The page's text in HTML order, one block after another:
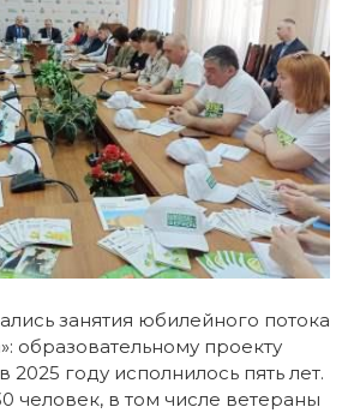
занятия юбилейного потока
образовательному проекту
2025 году исполнилось пять лет.
человек, в том числе ветераны